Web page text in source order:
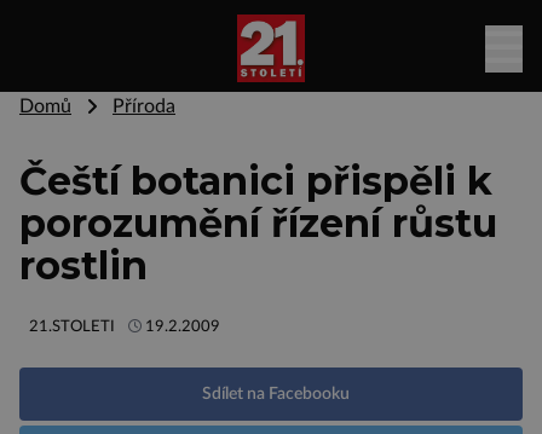
Domů Příroda
Čeští botanici přispěli k
porozumění řízení růstu
rostlin
21.STOLETI 19.2.2009
Sdílet na Facebooku